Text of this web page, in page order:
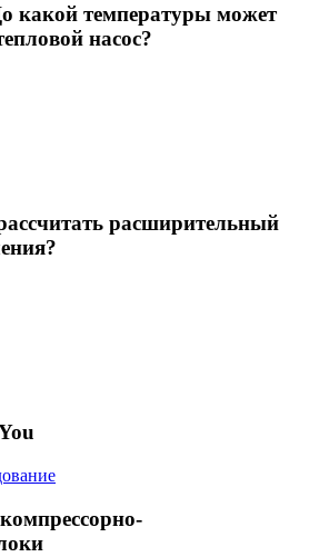
какой температуры может
насос?
расширительный
Как
компрессорно-
конденсаторные